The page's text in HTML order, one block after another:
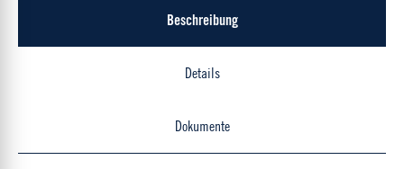
Beschreibung
Details
Dokumente